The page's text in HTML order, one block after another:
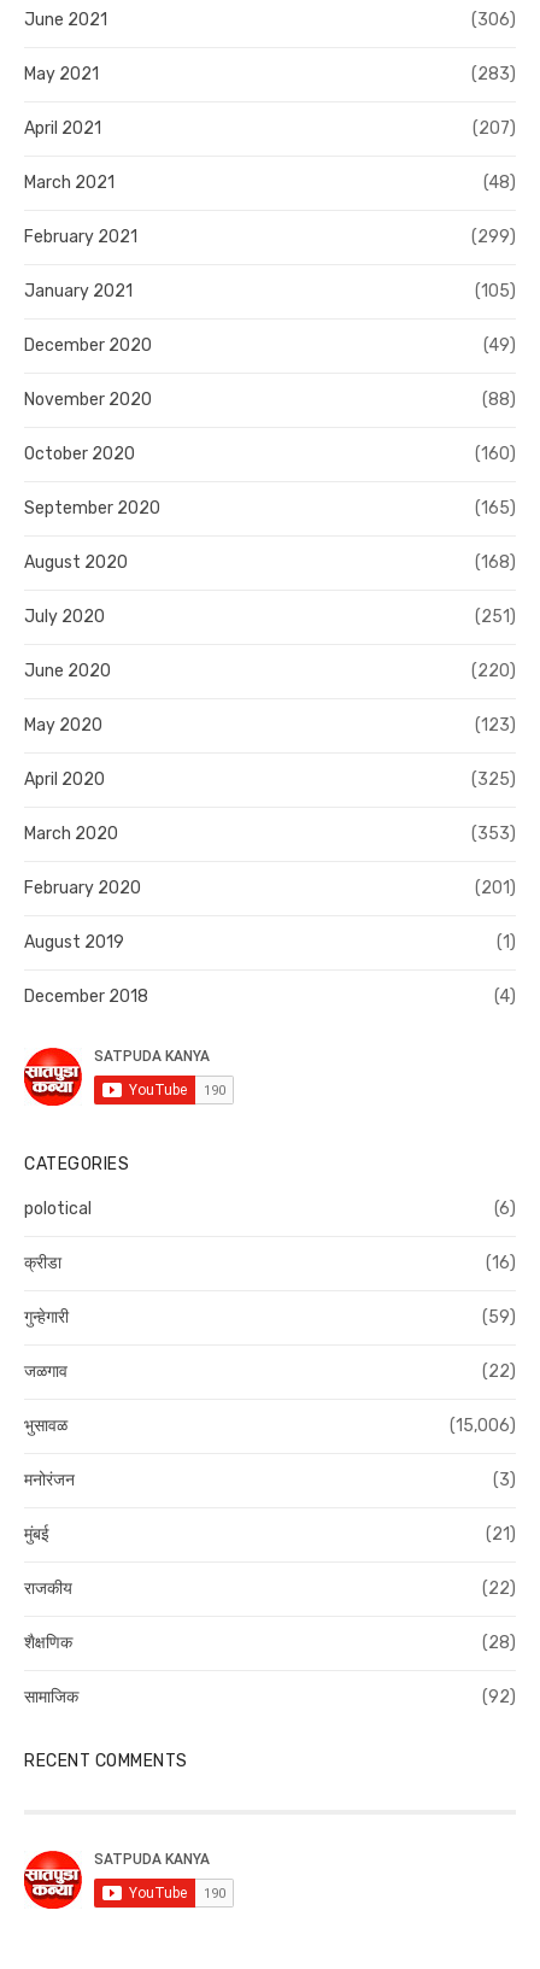
June 2021 (306)
May 2021 (283)
April 2021 (207)
March 2021 (48)
February 2021 (299)
January 2021 (105)
December 2020 (49)
November 2020 (88)
October 2020 (160)
September 2020 (165)
August 2020 (168)
July 2020 (251)
June 2020 (220)
May 2020 (123)
April 2020 (325)
March 2020 (353)
February 2020 (201)
August 2019 (1)
December 2018 (4)
CATEGORIES
polotical (6)
क्रीडा (16)
गुन्हेगारी (59)
जळगाव (22)
भुसावळ (15,006)
मनोरंजन (3)
मुंबई (21)
राजकीय (22)
शैक्षणिक (28)
सामाजिक (92)
RECENT COMMENTS